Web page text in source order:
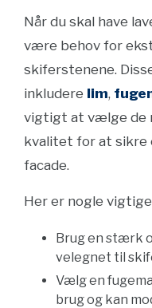
Når du skal have
være behov for
skiferstenene.
inkludere lim,
vigtigt at vælge de
kvalitet for at sikre
facade.
Her er nogle
Brug en stærk
velegnet til
Vælg en
brug og kan